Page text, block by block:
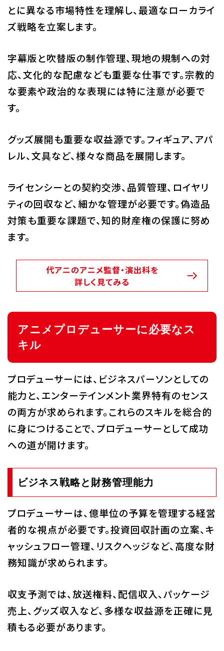
とに異なる市場特性を理解し、最適なローカライ
ズ戦略を立案します。
字幕版と吹替版の制作管理、現地の規制への対
応、文化的な配慮なども重要な仕事です。宗教的
な要素や政治的な表現には特に注意が必要で
す。
グッズ展開も重要な収益源です。フィギュア、アパ
レル、文具など、様々な商品を展開します。
ライセンシーとの契約交渉、品質管理、ロイヤリ
ティの回収など、細かな管理が必要です。偽造品
対策も重要な課題で、知的財産権の保護に努め
ます。
代アニのアニメ監督・演出科を
詳しく見てみる
アニメプロデューサーに必要なス
キル
プロデューサーには、ビジネスパーソンとしての
能力と、エンターテインメント業界特有のセンス
の両方が求められます。これらのスキルを総合的
に身につけることで、プロデューサーとして成功
への道が開けます。
ビジネス戦略と財務管理能力
プロデューサーは、億単位の予算を管理する経営
者的な視点が必要です。投資回収計画の立案、キ
ャッシュフロー管理、リスクヘッジなど、高度な財
務知識が求められます。
収支予測では、放送権料、配信収入、パッケージ
売上、グッズ収入など、多様な収益源を正確に見
積もる必要があります。